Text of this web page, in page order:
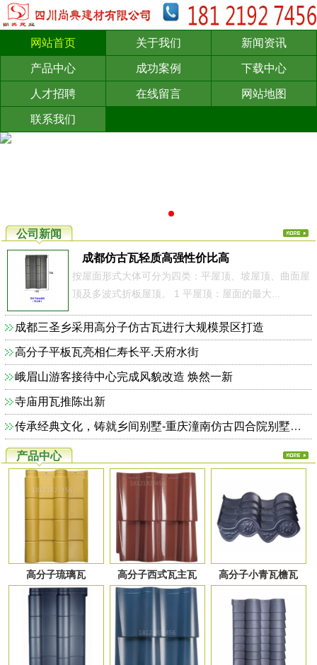
网站首页 关于我们 新闻资讯
产品中心 成功案例 下载中心
人才招聘 在线留言 网站地图
联系我们
公司新闻
成都仿古瓦轻质高强性价比高
按屋面形式大体可分为四类：平屋顶、坡屋顶、曲面屋
顶及多波式折板屋顶。 1 平屋顶：屋面的最大...
成都三圣乡采用高分子仿古瓦进行大规模景区打造
高分子平板瓦亮相仁寿长平.天府水街
峨眉山游客接待中心完成风貌改造 焕然一新
寺庙用瓦推陈出新
传承经典文化，铸就乡间别墅-重庆潼南仿古四合院别墅完美收官
产品中心
高分子琉璃瓦 高分子西式瓦主瓦 高分子小青瓦檐瓦